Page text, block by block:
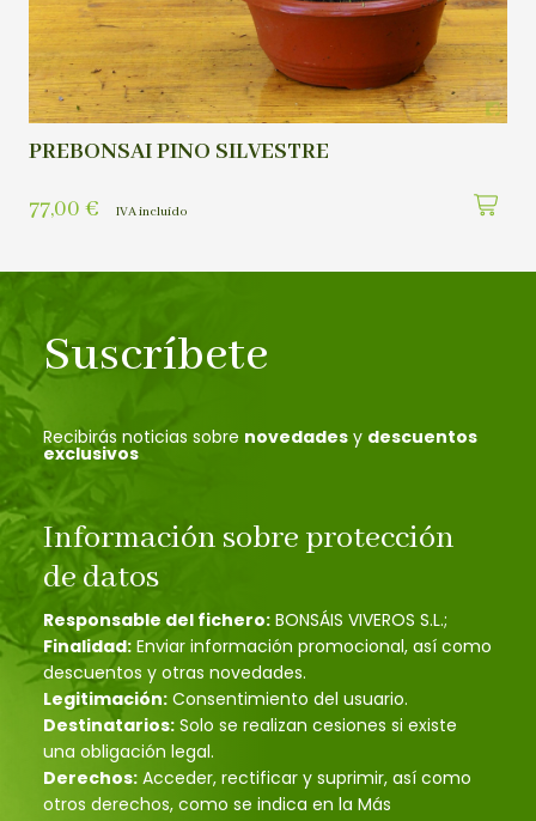
PREBONSAI PINO SILVESTRE
77,00 € IVA incluído
Suscríbete
Recibirás noticias sobre novedades y descuentos
exclusivos
Información sobre protección
de datos
Responsable del fichero: BONSÁIS VIVEROS S.L.;
Finalidad: Enviar información promocional, así como
descuentos y otras novedades.
Legitimación: Consentimiento del usuario.
Destinatarios: Solo se realizan cesiones si existe
una obligación legal.
Derechos: Acceder, rectificar y suprimir, así como
otros derechos, como se indica en la Más